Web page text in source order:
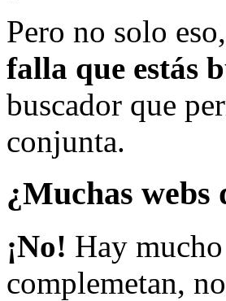
Pero no solo eso,
falla que estás
buscador que
conjunta.
¿Muchas webs
¡No! Hay
complemetan,